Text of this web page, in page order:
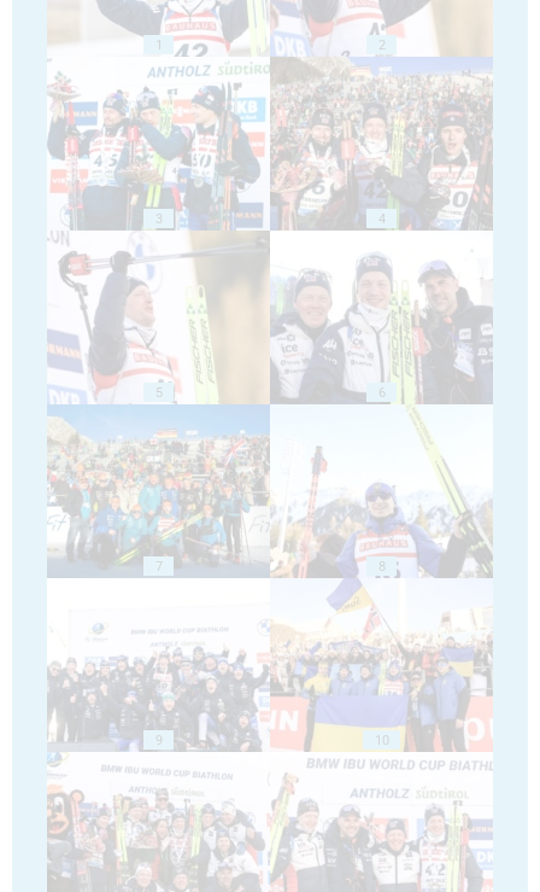
1 2
3 4
5 6
7 8
9 10